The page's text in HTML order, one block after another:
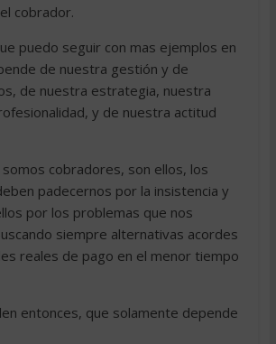
cobrador.
puedo seguir con mas ejemplos en
de nuestra gestión y de
de nuestra estrategia, nuestra
y de nuestra actitud
cobradores, son ellos, los
padecernos por la insistencia y
por los problemas que nos
siempre alternativas acordes
reales de pago en el menor tiempo
entonces, que solamente depende